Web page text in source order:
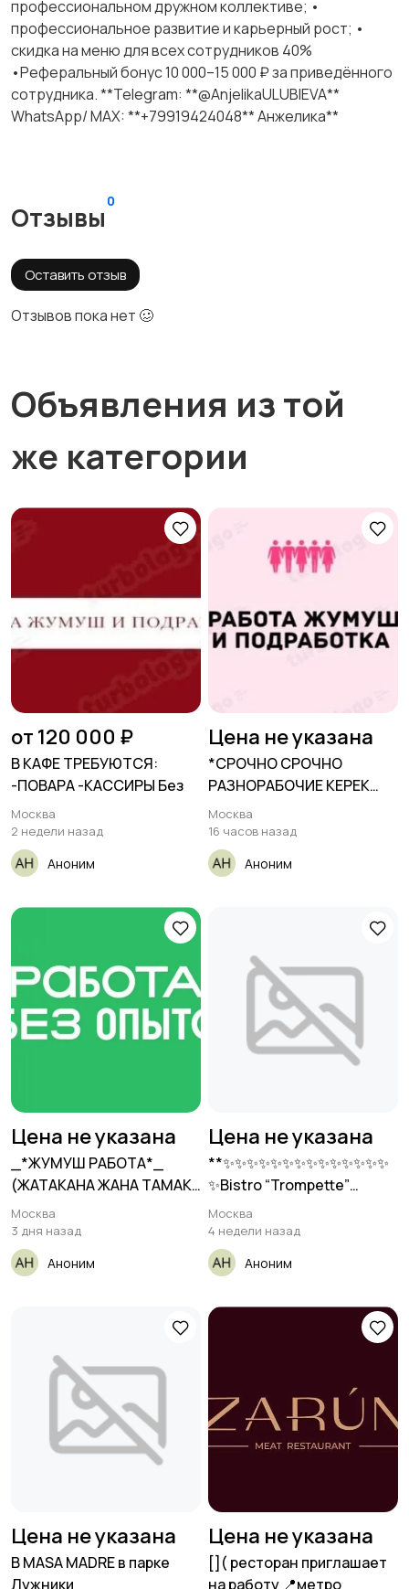
профессиональном дружном коллективе; •
профессиональное развитие и карьерный рост; •
скидка на меню для всех сотрудников 40%
•Реферальный бонус 10 000–15 000 ₽ за приведённого
сотрудника. **Telegram: **@AnjelikaULUBIEVA**
WhatsApp/ MAX: **+79919424048** Анжелика**
Отзывы
0
Оставить отзыв
Отзывов пока нет 🥴
Объявления из той
же категории
от 120 000 ₽
В КАФЕ ТРЕБУЮТСЯ:
-ПОВАРА -КАССИРЫ Без
Москва
2 недели назад
Аноним
Цена не указана
*СРОЧНО СРОЧНО
РАЗНОРАБОЧИЕ КЕРЕК
ОКУП АНАН
Москва
16 часов назад
Аноним
Цена не указана
_*ЖУМУШ РАБОТА*_
(ЖАТАКАНА ЖАНА ТАМАК
АШ
Москва
3 дня назад
Аноним
Цена не указана
**✨✨✨✨✨✨✨✨✨✨✨✨✨✨
✨Bistro “Trompette”
ул.Трубная 26с1 🚇Метро
Цветной
Москва
4 недели назад
Аноним
Цена не указана
В MASA MADRE в парке
Лужники
Цена не указана
[​]( ресторан приглашает
на работу 📍метро